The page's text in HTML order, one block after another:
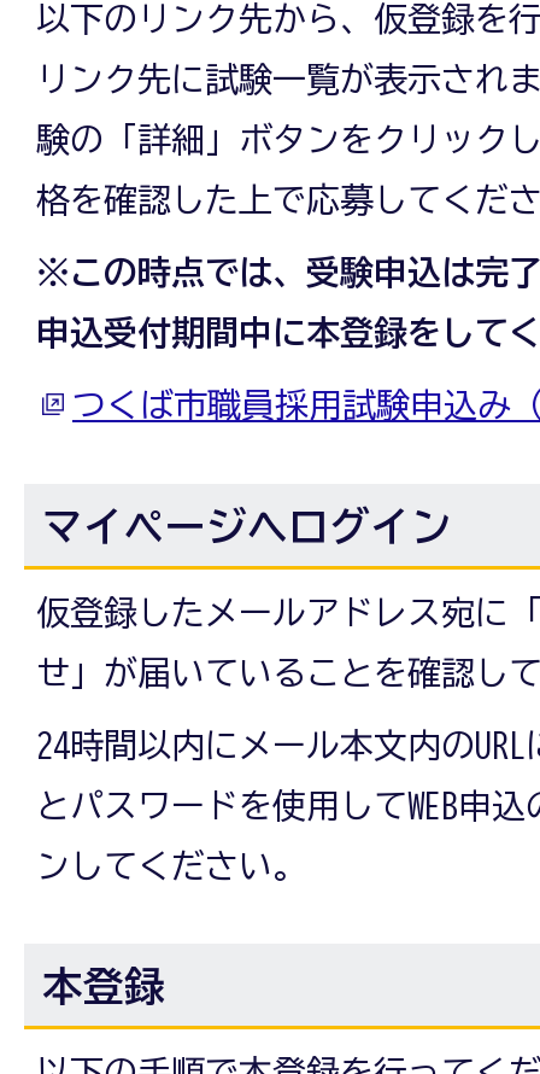
以下のリンク先から、仮登録を
リンク先に試験一覧が表示され
験の「詳細」ボタンをクリック
格を確認した上で応募してくだ
※この時点では、受験申込は完
申込受付期間中に本登録をして
つくば市職員採用試験申込み
マイページへログイン
仮登録したメールアドレス宛に
せ」が届いていることを確認し
24時間以内にメール本文内の
とパスワードを使用してWEB申
ンしてください。
本登録